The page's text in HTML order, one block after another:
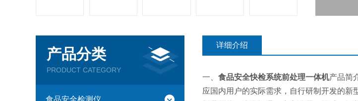
产品分类
PRODUCT CATEGORY
食品安全检测仪
详细介绍
一、 食品安全快检系统前处理一体机产品简
应国内用户的实际需求，自行研制开发的